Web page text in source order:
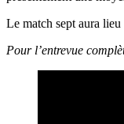
Le match sept aura
Pour l’entrevue